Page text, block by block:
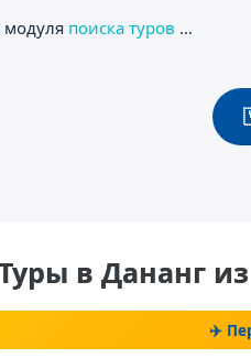
модуля поиска туров …
в Дананг
✈️